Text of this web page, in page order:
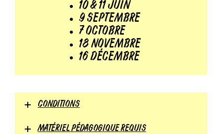
10 & 11 JUIN
9 SEPTEMBRE
7 OCTOBRE
18 NOVEMBRE
16 DÉCEMBRE
CONDITIONS
MATÉRIEL PÉDAGOGIQUE REQUIS